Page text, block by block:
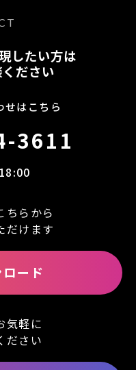
したい方は
ださい
せはこちら
3611
ちらから
だけます
ード
気軽に
ださい